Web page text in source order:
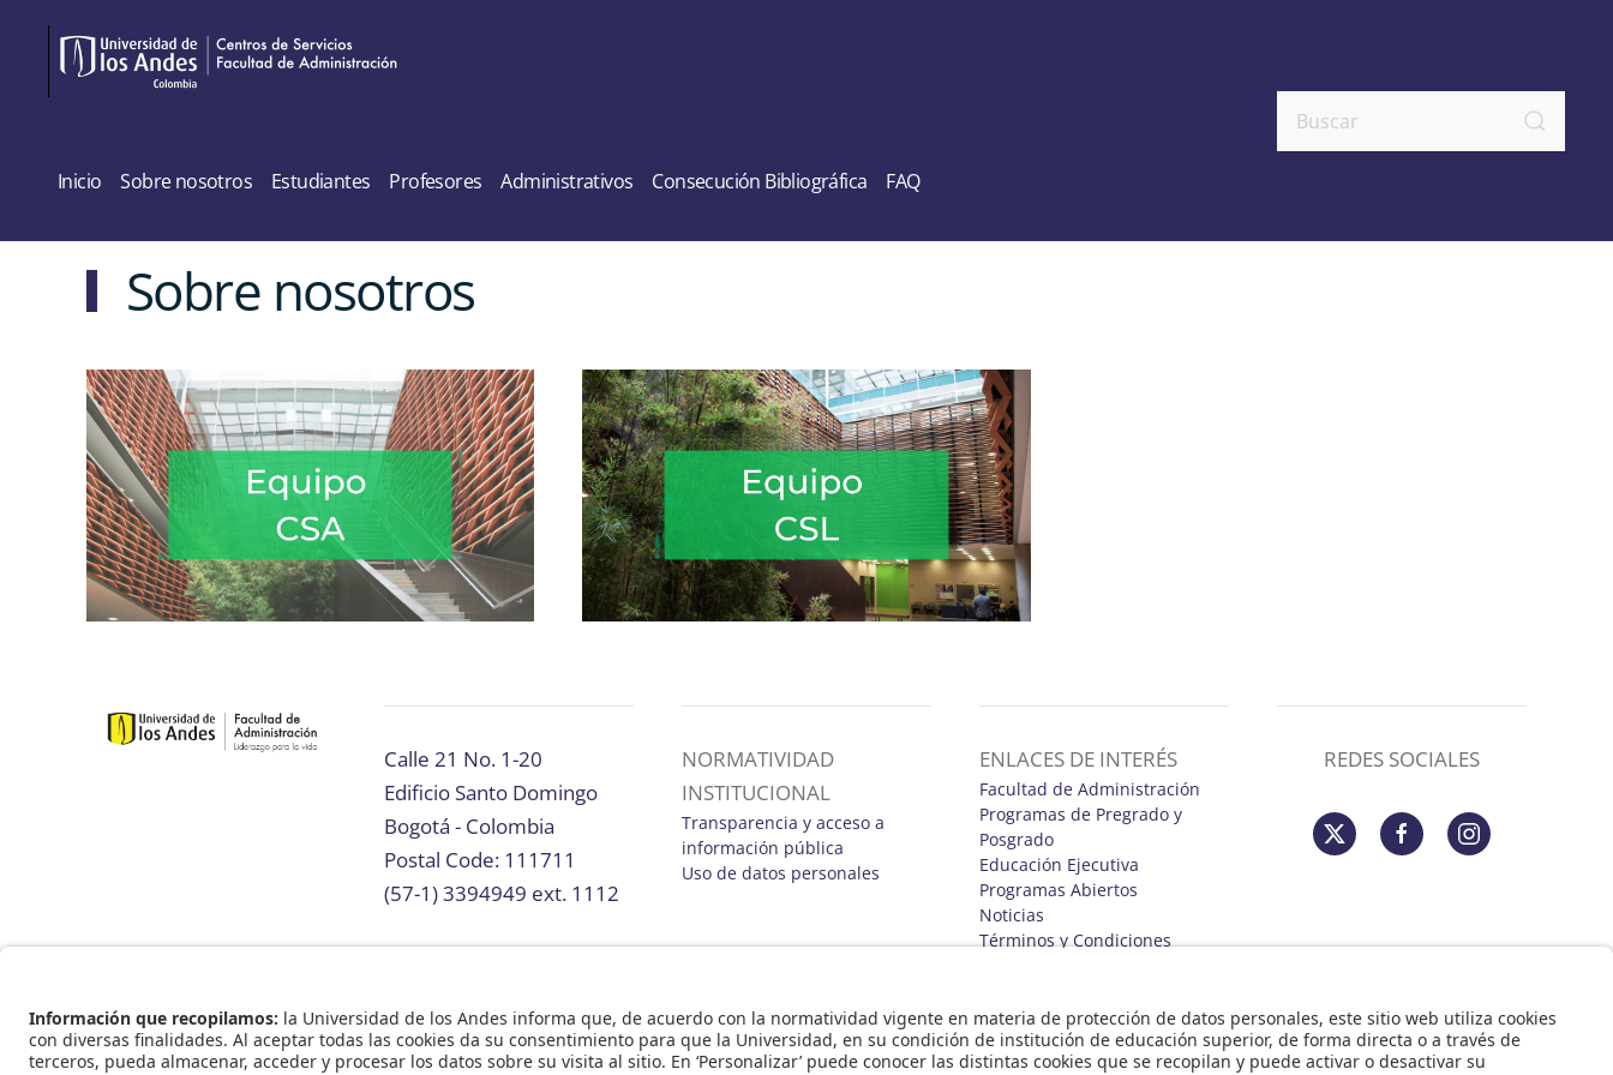
Skip to main content
Inicio Sobre nosotros Estudiantes Profesores Administrativos Consecución Bibliográfica FAQ
Sobre nosotros
Calle 21 No. 1-20
Edificio Santo Domingo
Bogotá - Colombia
Postal Code: 111711
(57-1) 3394949 ext. 1112
NORMATIVIDAD
INSTITUCIONAL
Transparencia y acceso a
información pública
Uso de datos personales
ENLACES DE INTERÉS
Facultad de Administración
Programas de Pregrado y
Posgrado
Educación Ejecutiva
Programas Abiertos
Noticias
Términos y Condiciones
REDES SOCIALES